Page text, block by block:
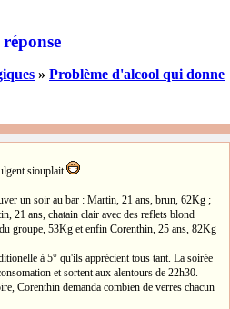
» Problème d'alcool qui donne
siouplait
un soir au bar : Martin, 21 ans, brun, 62Kg ;
21 ans, chatain clair avec des reflets blond
groupe, 53Kg et enfin Corenthin, 25 ans, 82Kg
à 5° qu'ils apprécient tous tant. La soirée
et sortent aux alentours de 22h30.
Corenthin demanda combien de verres chacun